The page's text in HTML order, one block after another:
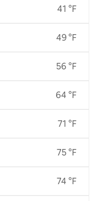
41 °F
49 °F
56 °F
64 °F
71 °F
75 °F
74 °F